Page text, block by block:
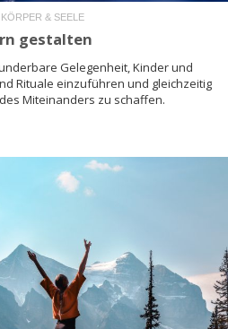
& SEELE
gestalten
Gelegenheit, Kinder und
Rituale einzuführen und gleichzeitig
Miteinanders zu schaffen.
MORE